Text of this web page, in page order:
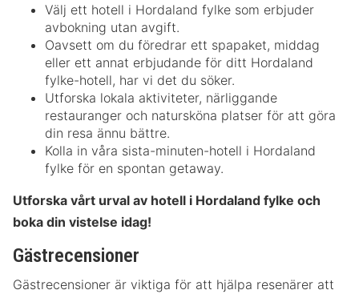
Välj ett hotell i Hordaland fylke som erbjuder
avbokning utan avgift.
Oavsett om du föredrar ett spapaket, middag
eller ett annat erbjudande för ditt Hordaland
fylke-hotell, har vi det du söker.
Utforska lokala aktiviteter, närliggande
restauranger och natursköna platser för att göra
din resa ännu bättre.
Kolla in våra sista-minuten-hotell i Hordaland
fylke för en spontan getaway.
Utforska vårt urval av hotell i Hordaland fylke och
boka din vistelse idag!
Gästrecensioner
Gästrecensioner är viktiga för att hjälpa resenärer att